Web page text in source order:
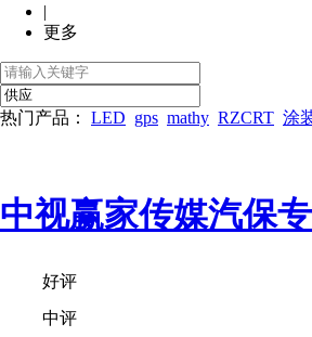
|
更多
热门产品： LED gps mathy RZCRT 涂
中视赢家传媒汽保
好评
中评